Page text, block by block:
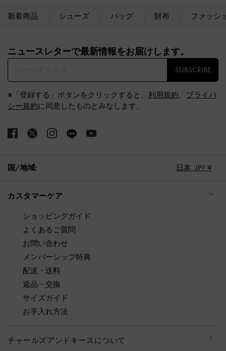
新着商品 シューズ バッグ 財布 ファッシ
ニュースレターで最新情報をお届けします。​
SUBSCRIBE
※「登録する」ボタンをクリックすると、 利用規約、 プライバ
シー規約に同意したものとみなします。
国/地域: 日本, JPY ¥
カスタマーケア
ショッピングガイド
よくあるご質問
お問い合わせ
メンバーシップ特典
配送・送料
返品・交換
サイズガイド
お手入れ方法
チャールズアンドキースについて